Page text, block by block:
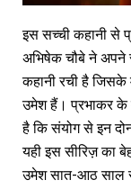
इस सच्ची कहानी से
अभिषेक चौबे ने अपने
कहानी रची है जिसके
उमेश हैं। प्रभाकर के
है कि संयोग से इन
यही इस सीरिज़ का
उमेश सात-आठ साल